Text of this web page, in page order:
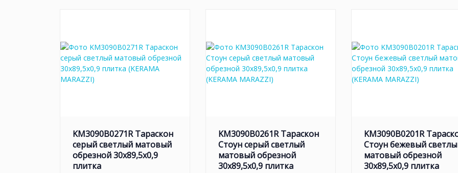
KM3090B0271R Тараскон
серый светлый матовый
обрезной 30x89,5x0,9
плитка
KM3090B0261R Тараскон
Стоун серый светлый
матовый обрезной
30x89,5x0,9 плитка
KM3090B0201R
Стоун бежевый
матовый обрезной
30x89,5x0,9 плитка